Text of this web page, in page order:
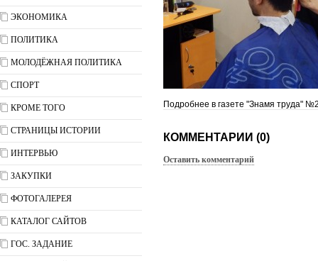
ЭКОНОМИКА
ПОЛИТИКА
МОЛОДЁЖНАЯ ПОЛИТИКА
СПОРТ
КРОМЕ ТОГО
СТРАНИЦЫ ИСТОРИИ
ИНТЕРВЬЮ
ЗАКУПКИ
ФОТОГАЛЕРЕЯ
КАТАЛОГ САЙТОВ
ГОС. ЗАДАНИЕ
Подробнее в газете "Знамя труда"
КОММЕНТАРИИ (0)
Оставить комментарий